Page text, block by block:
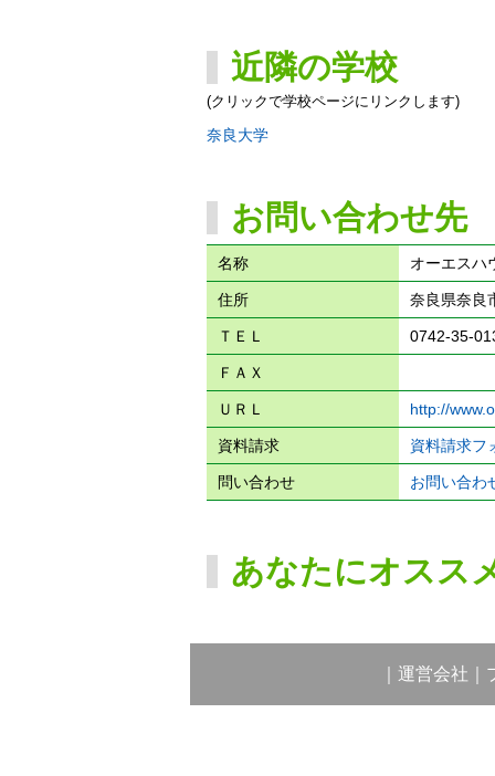
近隣の学校
(クリックで学校ページにリンクします)
奈良大学
お問い合わせ先
名称 オーエスハ
住所 奈良県奈良
ＴＥＬ 0742-35-
ＦＡＸ
ＵＲＬ http://
資料請求 資料請求フ
問い合わせ お問い合わ
あなたにオスス
運営会社